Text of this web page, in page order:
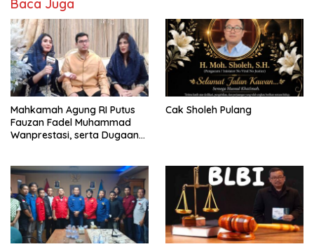
Baca Juga
Mahkamah Agung RI Putus
Fauzan Fadel Muhammad
Wanprestasi, serta Dugaan
Cak Sholeh Pulang